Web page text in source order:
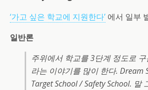
‘가고 싶은 학교에 지원한다’ 에서 일부
일반론
주위에서 학교를 3단계 정도로
라는 이야기를 많이 한다. Dream
Target School / Safety School. 말